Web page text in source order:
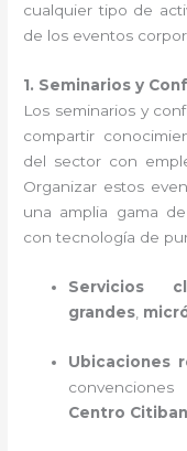
cualquier tipo de
de los eventos
1. Seminarios y
Los seminarios y
compartir
del sector con
Organizar estos
una amplia gama de
con tecnología de
Servicios
grandes
Ubicaciones
Centro